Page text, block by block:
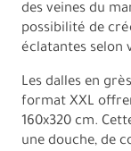
des veines du
possibilité de
éclatantes selon
Les dalles en
format XXL
160x320 cm.
une douche, de